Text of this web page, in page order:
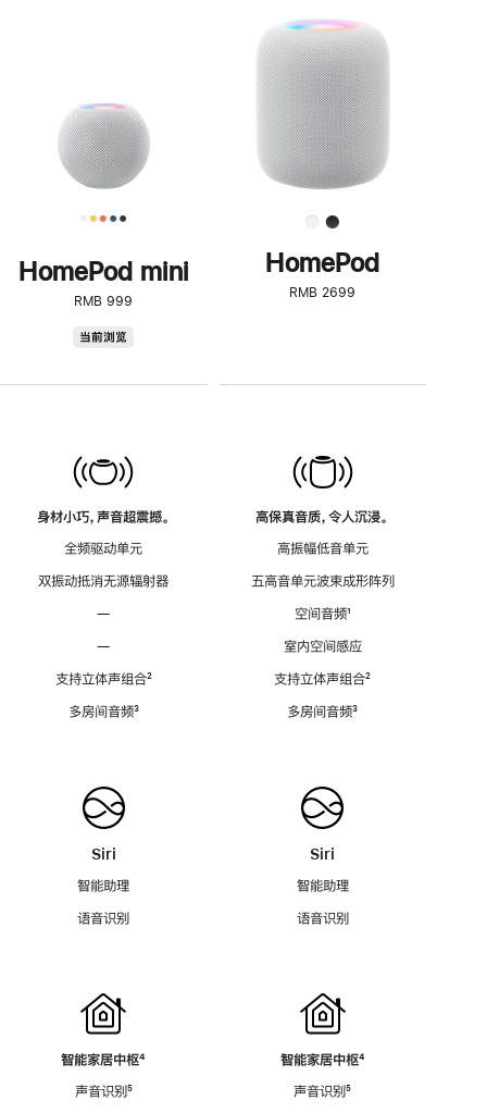
HomePod mini
RMB 999
当前浏览
身材小巧，声音超震撼。
全频驱动单元
双振动抵消无源辐射器
—
—
支持立体声组合脚
²
多房间音频脚
³
Siri
智能助理
语音识别
智能家居中枢脚
⁴
声音识别脚
⁵
步
了
解
HomePod<
HomePod
RMB 2699
高保真音质，令人沉浸。
高振幅低音单元
五高音单元波束成形阵列
空间音频脚
¹
室内空间感应
支持立体声组合脚
²
多房间音频脚
³
Siri
智能助理
语音识别
智能家居中枢脚
⁴
声音识别脚
⁵